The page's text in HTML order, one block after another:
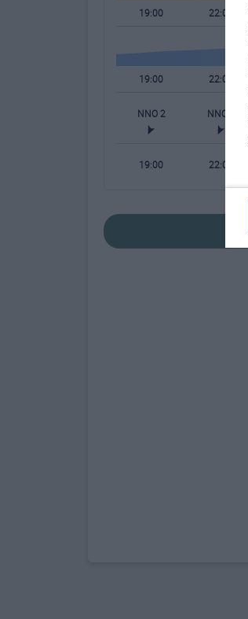
19:00 22:00
19:00 22:00
NNO 2 NNO 1
19:00 22:00